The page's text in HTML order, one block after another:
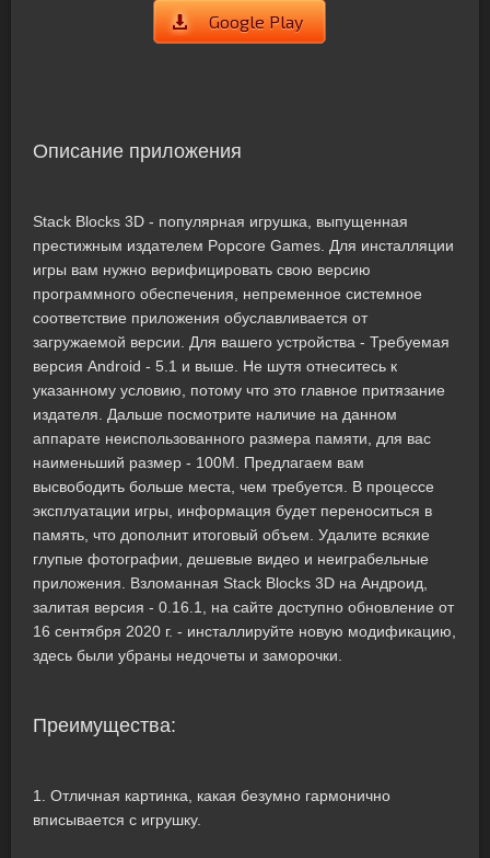
Google Play
Описание приложения
Stack Blocks 3D - популярная игрушка, выпущенная
престижным издателем Popcore Games. Для инсталляции
игры вам нужно верифицировать свою версию
программного обеспечения, непременное системное
соответствие приложения обуславливается от
загружаемой версии. Для вашего устройства - Требуемая
версия Android - 5.1 и выше. Не шутя отнеситесь к
указанному условию, потому что это главное притязание
издателя. Дальше посмотрите наличие на данном
аппарате неиспользованного размера памяти, для вас
наименьший размер - 100M. Предлагаем вам
высвободить больше места, чем требуется. В процессе
эксплуатации игры, информация будет переноситься в
память, что дополнит итоговый объем. Удалите всякие
глупые фотографии, дешевые видео и неиграбельные
приложения. Взломанная Stack Blocks 3D на Андроид,
залитая версия - 0.16.1, на сайте доступно обновление от
16 сентября 2020 г. - инсталлируйте новую модификацию,
здесь были убраны недочеты и заморочки.
Преимущества:
1. Отличная картинка, какая безумно гармонично
вписывается с игрушку.